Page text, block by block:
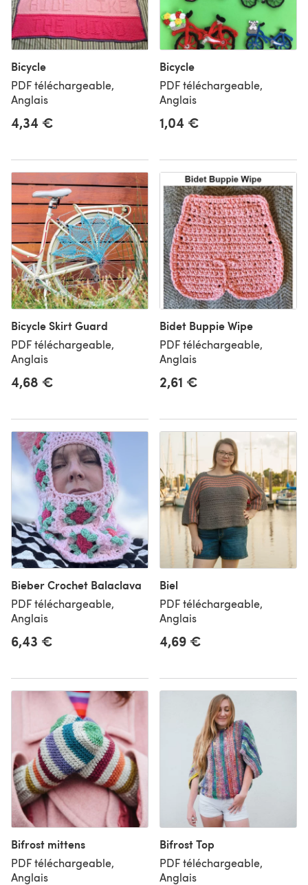
Bicycle
PDF téléchargeable,
Anglais
4,34 €
Bicycle
PDF téléchargeable,
Anglais
1,04 €
Bicycle Skirt Guard
PDF téléchargeable,
Anglais
4,68 €
Bidet Buppie Wipe
PDF téléchargeable,
Anglais
2,61 €
Bieber Crochet Balaclava
PDF téléchargeable,
Anglais
6,43 €
Biel
PDF téléchargeable,
Anglais
4,69 €
Bifrost mittens
PDF téléchargeable,
Anglais
Bifrost Top
PDF téléchargeable,
Anglais